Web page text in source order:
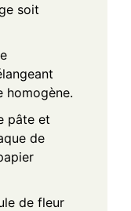
soit
homogène.
pâte et
de
de fleur